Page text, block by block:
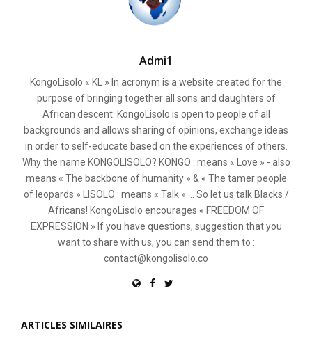
Admi1
KongoLisolo « KL » In acronym is a website created for the
purpose of bringing together all sons and daughters of
African descent. KongoLisolo is open to people of all
backgrounds and allows sharing of opinions, exchange ideas
in order to self-educate based on the experiences of others.
Why the name KONGOLISOLO? KONGO : means « Love » - also
means « The backbone of humanity » & « The tamer people
of leopards » LISOLO : means « Talk » ... So let us talk Blacks /
Africans! KongoLisolo encourages « FREEDOM OF
EXPRESSION » If you have questions, suggestion that you
want to share with us, you can send them to :
contact@kongolisolo.co
ARTICLES SIMILAIRES